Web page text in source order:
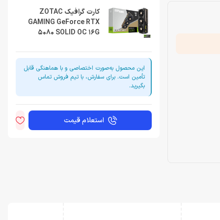
کارت گرافیک ZOTAC
GAMING GeForce RTX
5080 SOLID OC 16G
این محصول به‌صورت اختصاصی و با هماهنگی قابل
تأمین است. برای سفارش، با تیم فروش تماس
بگیرید.
استعلام قیمت